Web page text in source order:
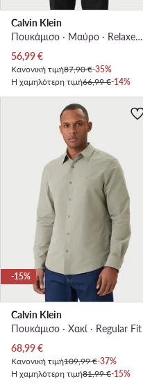
Calvin Klein
Πουκάμισο · Μαύρο · Relaxed Fit
Τρέχουσα τιμή
56,99€
Κανονική τιμή87,90 €-35%
Η χαμηλότερη τιμή66,99 €-14%
-15%
Calvin Klein
Πουκάμισο · Χακί · Regular Fit
Τρέχουσα τιμή
68,99€
Κανονική τιμή109,99 €-37%
Η χαμηλότερη τιμή81,99 €-15%